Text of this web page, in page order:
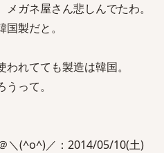
ガネ屋さん悲しんでたわ。
製だと。
れてても製造は韓国。
って。
＼(^o^)／：2014/05/10(土)